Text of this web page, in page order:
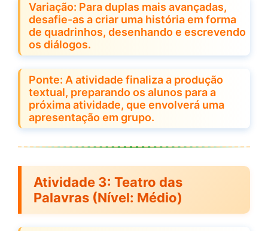
Variação: Para duplas mais avançadas,
desafie-as a criar uma história em forma
de quadrinhos, desenhando e escrevendo
os diálogos.
Ponte: A atividade finaliza a produção
textual, preparando os alunos para a
próxima atividade, que envolverá uma
apresentação em grupo.
Atividade 3: Teatro das
Palavras (Nível: Médio)